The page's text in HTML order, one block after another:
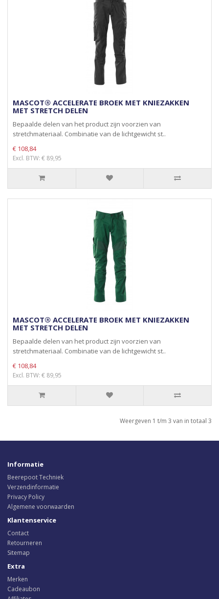
MASCOT® ACCELERATE BROEK MET KNIEZAKKEN
MET STRETCH DELEN
Bepaalde delen van het product zijn voorzien van
stretchmateriaal. Combinatie van de lichtgewicht st..
€ 108,84
Excl. BTW: € 89,95
MASCOT® ACCELERATE BROEK MET KNIEZAKKEN
MET STRETCH DELEN
Bepaalde delen van het product zijn voorzien van
stretchmateriaal. Combinatie van de lichtgewicht st..
€ 108,84
Excl. BTW: € 89,95
Weergeven 1 t/m 3 van in totaal 3
Informatie
Beerepoot Techniek
Verzendinformatie
Privacy Policy
Algemene voorwaarden
Klantenservice
Contact
Retourneren
Sitemap
Extra
Merken
Cadeaubon